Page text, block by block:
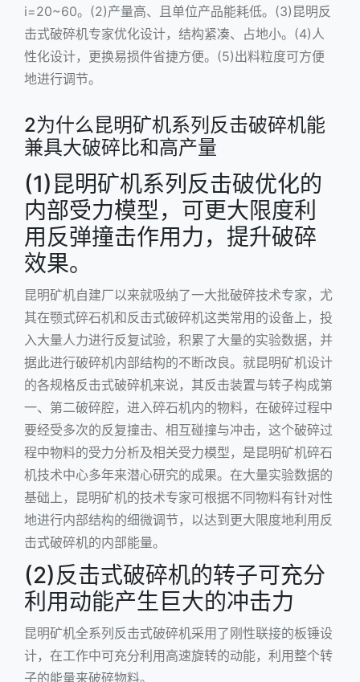
i=20~60。(2)产量高、且单位产品能耗低。(3)昆明反
击式破碎机专家优化设计，结构紧凑、占地小。(4)人
性化设计，更换易损件省捷方便。(5)出料粒度可方便
地进行调节。
2为什么昆明矿机系列反击破碎机能
兼具大破碎比和高产量
(1)昆明矿机系列反击破优化的
内部受力模型，可更大限度利
用反弹撞击作用力，提升破碎
效果。
昆明矿机自建厂以来就吸纳了一大批破碎技术专家，尤
其在颚式碎石机和反击式破碎机这类常用的设备上，投
入大量人力进行反复试验，积累了大量的实验数据，并
据此进行破碎机内部结构的不断改良。就昆明矿机设计
的各规格反击式破碎机来说，其反击装置与转子构成第
一、第二破碎腔，进入碎石机内的物料，在破碎过程中
要经受多次的反复撞击、相互碰撞与冲击，这个破碎过
程中物料的受力分析及相关受力模型，是昆明矿机碎石
机技术中心多年来潜心研究的成果。在大量实验数据的
基础上，昆明矿机的技术专家可根据不同物料有针对性
地进行内部结构的细微调节，以达到更大限度地利用反
击式破碎机的内部能量。
(2)反击式破碎机的转子可充分
利用动能产生巨大的冲击力
昆明矿机全系列反击式破碎机采用了刚性联接的板锤设
计，在工作中可充分利用高速旋转的动能，利用整个转
子的能量来破碎物料。